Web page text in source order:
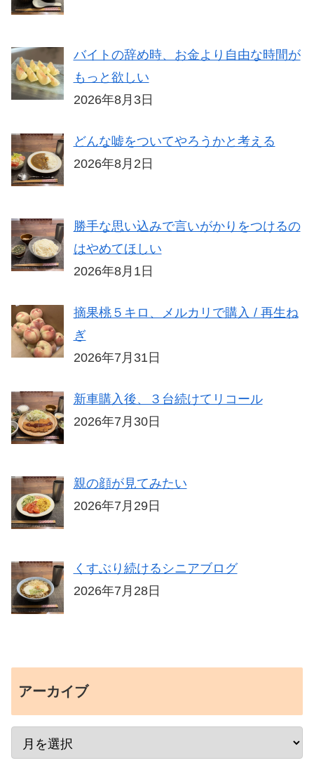
バイトの辞め時、お金より自由な時間が
もっと欲しい
2026年8月3日
どんな嘘をついてやろうかと考える
2026年8月2日
勝手な思い込みで言いがかりをつけるの
はやめてほしい
2026年8月1日
摘果桃５キロ、メルカリで購入 / 再生ね
ぎ
2026年7月31日
新車購入後、３台続けてリコール
2026年7月30日
親の顔が見てみたい
2026年7月29日
くすぶり続けるシニアブログ
2026年7月28日
アーカイブ